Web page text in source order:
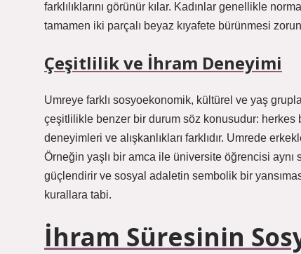
farklılıklarını görünür kılar. Kadınlar genellikle
tamamen iki parçalı beyaz kıyafete bürünmesi
Çeşitlilik ve İhram Deneyimi
Umreye farklı sosyoekonomik, kültürel ve yaş
çeşitlilikle benzer bir durum söz konusudur: herkes
deneyimleri ve alışkanlıkları farklıdır. Umrede
Örneğin yaşlı bir amca ile üniversite öğrencisi
güçlendirir ve sosyal adaletin sembolik bir
kurallara tabi.
İhram Süresinin